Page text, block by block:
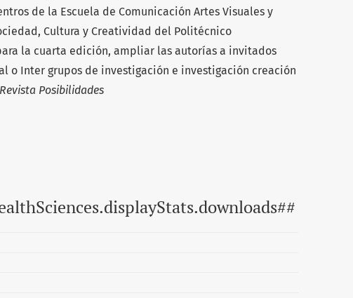
de la Escuela de Comunicación Artes Visuales y
Cultura y Creatividad del Politécnico
la cuarta edición, ampliar las autorías a invitados
o Inter grupos de investigación e investigación creación
Revista Posibilidades